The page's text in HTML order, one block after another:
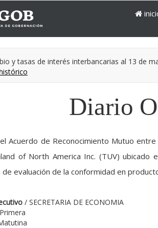
y tasas de interés interbancarias al 13 de
Diario
Acuerdo de Reconocimiento Mutuo entre
of North America Inc. (TUV)
evaluación de la conformidad en
/ SECRETARIA DE ECONOMIA